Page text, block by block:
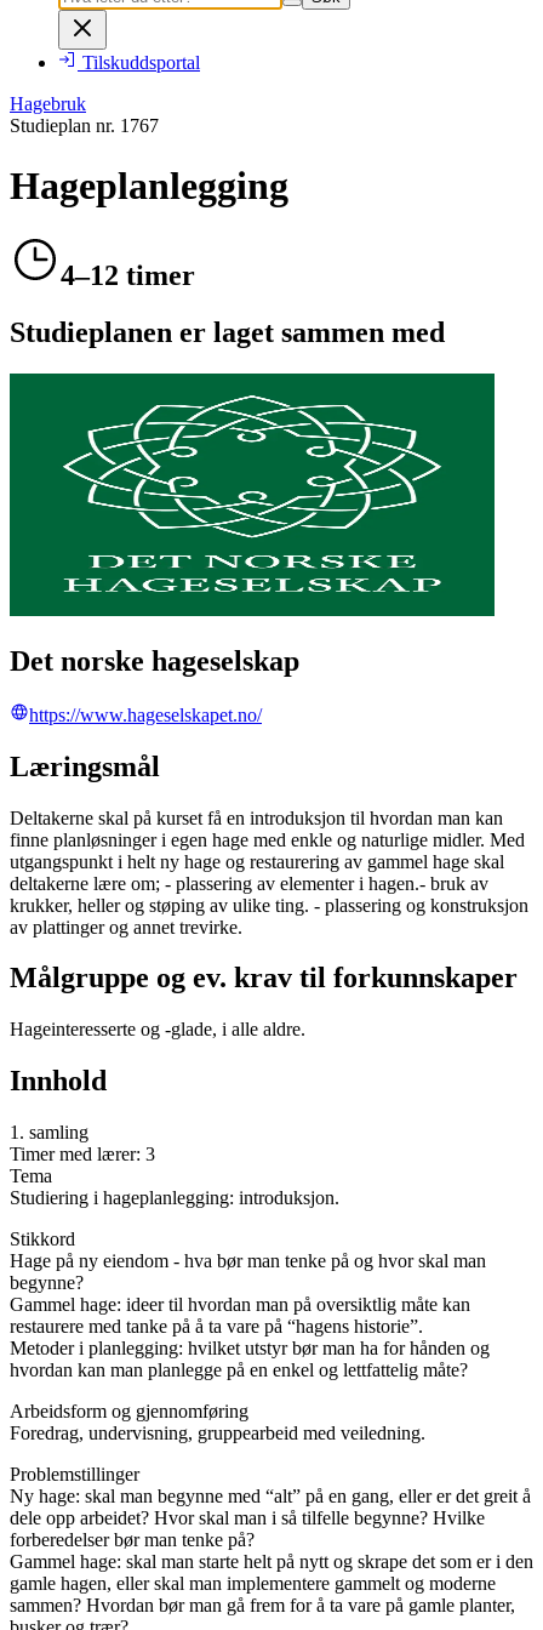
Tilskuddsportal
Hagebruk
Studieplan nr. 1767
Hageplanlegging
4–12 timer
Studieplanen er laget sammen med
Det norske hageselskap
https://www.hageselskapet.no/
Læringsmål
Deltakerne skal på kurset få en introduksjon til hvordan man kan
finne planløsninger i egen hage med enkle og naturlige midler. Med
utgangspunkt i helt ny hage og restaurering av gammel hage skal
deltakerne lære om; - plassering av elementer i hagen.- bruk av
krukker, heller og støping av ulike ting. - plassering og konstruksjon
av plattinger og annet trevirke.
Målgruppe og ev. krav til forkunnskaper
Hageinteresserte og -glade, i alle aldre.
Innhold
1. samling
Timer med lærer: 3
Tema
Studiering i hageplanlegging: introduksjon.
Stikkord
Hage på ny eiendom - hva bør man tenke på og hvor skal man
begynne?
Gammel hage: ideer til hvordan man på oversiktlig måte kan
restaurere med tanke på å ta vare på “hagens historie”.
Metoder i planlegging: hvilket utstyr bør man ha for hånden og
hvordan kan man planlegge på en enkel og lettfattelig måte?
Arbeidsform og gjennomføring
Foredrag, undervisning, gruppearbeid med veiledning.
Problemstillinger
Ny hage: skal man begynne med “alt” på en gang, eller er det greit å
dele opp arbeidet? Hvor skal man i så tilfelle begynne? Hvilke
forberedelser bør man tenke på?
Gammel hage: skal man starte helt på nytt og skrape det som er i den
gamle hagen, eller skal man implementere gammelt og moderne
sammen? Hvordan bør man gå frem for å ta vare på gamle planter,